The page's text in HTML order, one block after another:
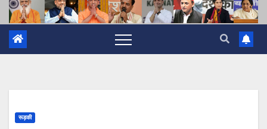
रूड़की